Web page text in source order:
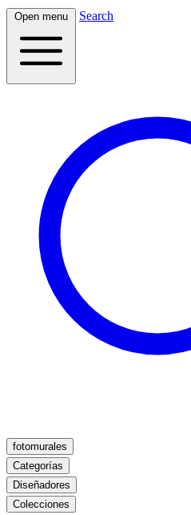
Open menu Search
fotomurales
Categorías
Diseñadores
Colecciones